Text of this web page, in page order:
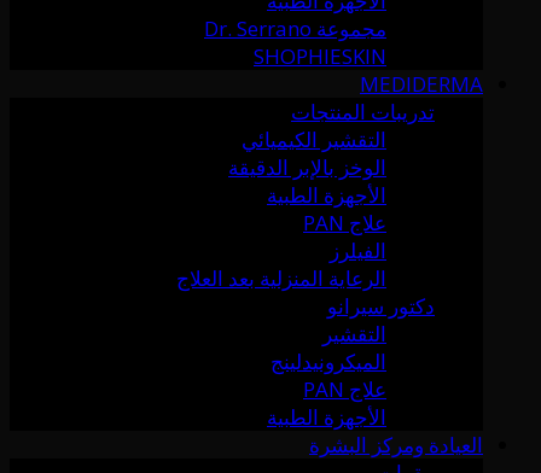
مجموعة Dr. Serrano
SHOPHIESKIN
MEDIDERMA
تدريبات المنتجات
التقشير الكيميائي
الوخز بالإبر الدقيقة
الأجهزة الطبية
علاج PAN
الفيلرز
الرعاية المنزلية بعد العلاج
دكتور سيرانو
التقشير
الميكرونيدلينج
علاج PAN
الأجهزة الطبية
العيادة ومركز البشرة